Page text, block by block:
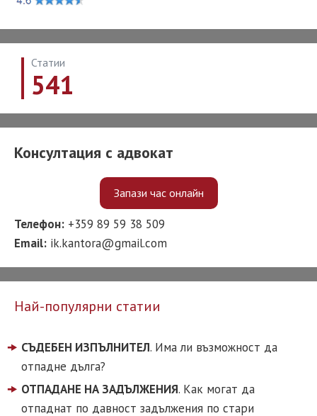
Статии
541
Консултация с адвокат
Запази час онлайн
Телефон: +359 89 59 38 509
Email: ik.kantora@gmail.com
Най-популярни статии
СЪДЕБЕН ИЗПЪЛНИТЕЛ. Има ли възможност да
отпадне дълга?
ОТПАДАНЕ НА ЗАДЪЛЖЕНИЯ. Как могат да
отпаднат по давност задължения по стари